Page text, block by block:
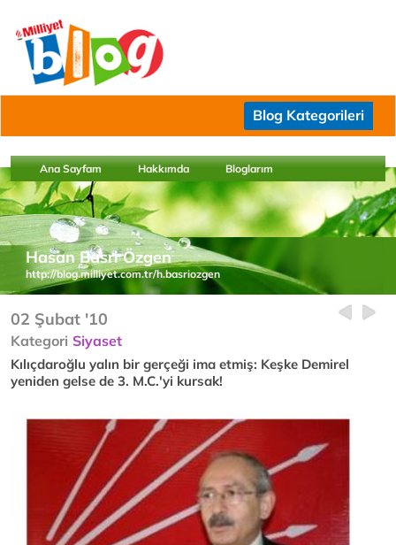
Blog Kategorileri
Ana Sayfam Hakkımda Bloglarım
Hasan Basri Özgen
http://blog.milliyet.com.tr/h.basriozgen
02 Şubat '10
Kategori Siyaset
Kılıçdaroğlu yalın bir gerçeği ima etmiş: Keşke Demirel
yeniden gelse de 3. M.C.'yi kursak!